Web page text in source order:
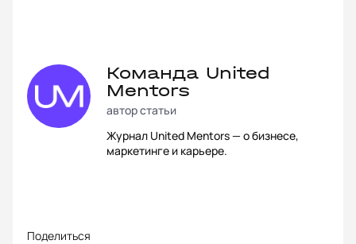
Команда United
Mentors
автор статьи
Журнал United Mentors — о бизнесе,
маркетинге и карьере.
Поделиться